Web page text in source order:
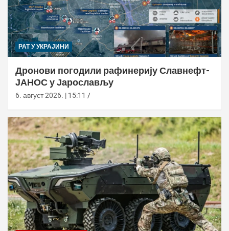
РАТ У УКРАЈИНИ
Дронови погодили рафинерију Славнефт-
ЈАНОС у Јарослављу
6. август 2026. | 15:11